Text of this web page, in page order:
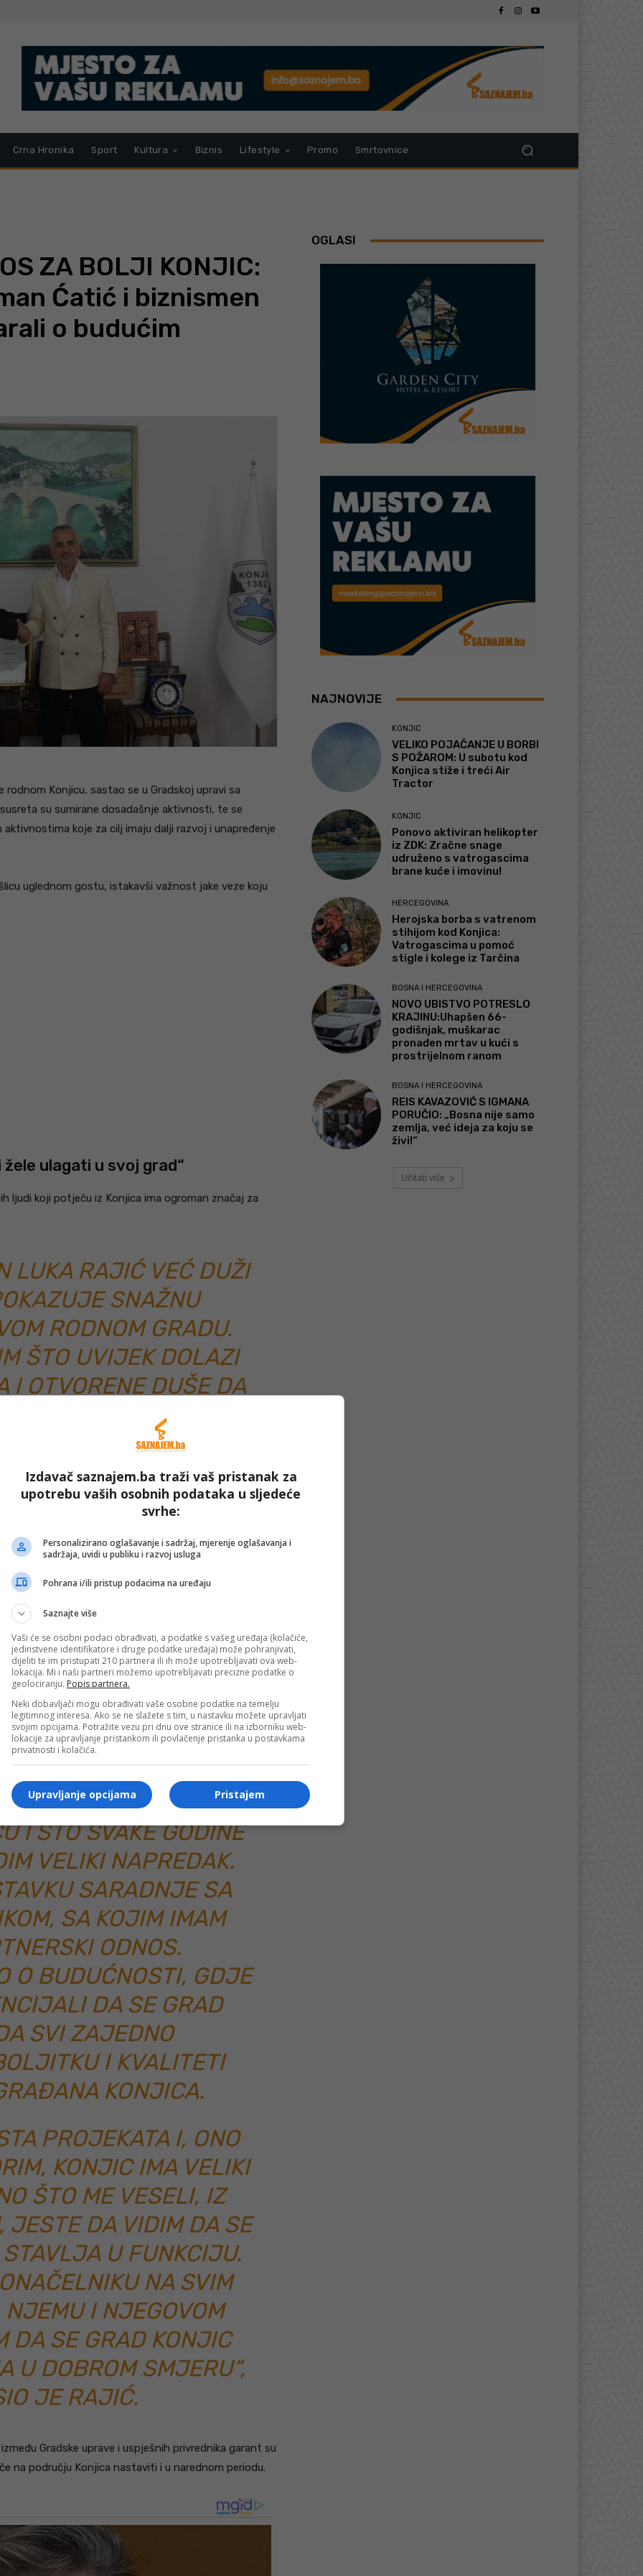
Crna Hronika Sport Kultura Biznis Lifestyle Promo Smrtovnice
ZA BOLJI KONJIC:
Ćatić i biznismen
o budućim
Konjicu, sastao se u Gradskoj upravi sa
su sumirane dosadašnje aktivnosti, te se
koje za cilj imaju dalji razvoj i unapređenje
uglednom gostu, istakavši važnost jake veze koju
ulagati u svoj grad“
ljudi koji potječu iz Konjica ima ogroman značaj za
LUKA RAJIĆ VEĆ DUŽI
SNAŽNU
RODNOM GRADU.
ŠTO UVIJEK DOLAZI
I OTVORENE DUŠE DA
S NAMA OVDJE U
I SA NAŠIM
DRAGO NAM JE DA
KOJI ŽELE, MOGU I
GRAD I U POMOĆ
KAZAO JE
ĆATIĆ.
na Googleu
u dobrom smjeru“
i promjenama koje zatiče u Konjicu prilikom svake
DA SAM I OVE
I ŠTO SVAKE GODINE
VELIKI NAPREDAK.
SARADNJE SA
SA KOJIM IMAM
ODNOS.
O BUDUĆNOSTI, GDJE
DA SE GRAD
SVI ZAJEDNO
I KVALITETI
KONJICA.
PROJEKATA I, ONO
KONJIC IMA VELIKI
ŠTO ME VESELI, IZ
JESTE DA VIDIM DA SE
U FUNKCIJU.
NA SVIM
I NJEGOVOM
DA SE GRAD KONJIC
U DOBROM SMJERU“,
JE RAJIĆ.
Gradske uprave i uspješnih privrednika garant su
na području Konjica nastaviti i u narednom periodu.
OGLASI
NAJNOVIJE
KONJIC
VELIKO POJAČANJE U BORBI
S POŽAROM: U subotu kod
Konjica stiže i treći Air
Tractor
KONJIC
Ponovo aktiviran helikopter
iz ZDK: Zračne snage
udruženo s vatrogascima
brane kuće i imovinu!
HERCEGOVINA
Herojska borba s vatrenom
stihijom kod Konjica:
Vatrogascima u pomoć
stigle i kolege iz Tarčina
BOSNA I HERCEGOVINA
NOVO UBISTVO POTRESLO
KRAJINU:Uhapšen 66-
godišnjak, muškarac
pronađen mrtav u kući s
prostrijelnom ranom
BOSNA I HERCEGOVINA
REIS KAVAZOVIĆ S IGMANA
PORUČIO: „Bosna nije samo
zemlja, već ideja za koju se
živi!“
Učitati više
Izdavač saznajem.ba traži vaš pristanak za
upotrebu vaših osobnih podataka u sljedeće
svrhe:
Personalizirano oglašavanje i sadržaj, mjerenje oglašavanja i
sadržaja, uvidi u publiku i razvoj usluga
Pohrana i/ili pristup podacima na uređaju
Saznajte više
Vaši će se osobni podaci obrađivati, a podatke s vašeg uređaja (kolačiće,
jedinstvene identifikatore i druge podatke uređaja) može pohranjivati,
dijeliti te im pristupati 210 partnera ili ih može upotrebljavati ova web-
lokacija. Mi i naši partneri možemo upotrebljavati precizne podatke o
geolociranju. Popis partnera.
Neki dobavljači mogu obrađivati vaše osobne podatke na temelju
legitimnog interesa. Ako se ne slažete s tim, u nastavku možete upravljati
svojim opcijama. Potražite vezu pri dnu ove stranice ili na izborniku web-
lokacije za upravljanje pristankom ili povlačenje pristanka u postavkama
privatnosti i kolačića.
Pristajem
Upravljanje opcijama